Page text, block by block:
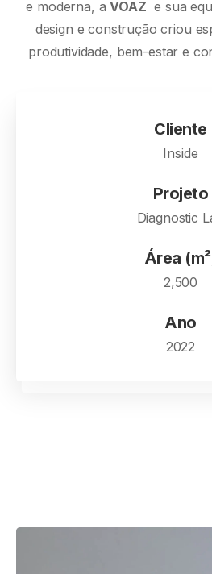
e moderna, aVOAZ e sua
design e construção criou
produtividade, bem-estar e
Cliente
Inside
Projeto
Diagnostic
Área
2,500
Ano
2022